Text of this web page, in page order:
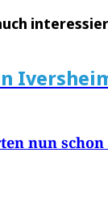
nun